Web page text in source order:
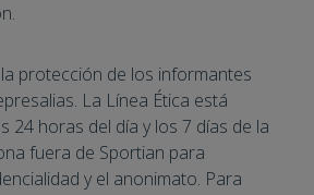
protección de los informantes
La Línea Ética está
24 horas del día y los 7 días de la
fuera de Sportian para
y el anonimato. Para